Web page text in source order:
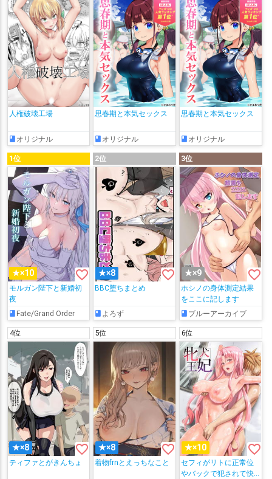
人権破壊工場
オリジナル
思春期と本気セックス
オリジナル
思春期と本気セックス
オリジナル
1位
★×10 favorite_border
モルガン陛下と新婚初
夜
Fate/Grand Order
2位
★×8 favorite_border
BBC堕ちまとめ
よろず
3位
★×9 favorite_border
ホシノの身体測定結果
をここに記します
ブルーアーカイブ
4位
★×8 favorite_border
ティファとがきんちょ
5位
★×8 favorite_border
着物frnとえっちなこと
6位
★×10 favorite_border
セフィがリトに正常位
やバックで犯されて快